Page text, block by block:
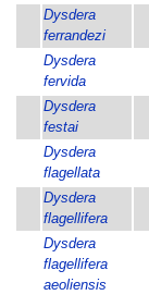
Dysdera
ferrandezi
Dysdera
fervida
Dysdera
festai
Dysdera
flagellata
Dysdera
flagellifera
Dysdera
flagellifera
aeoliensis